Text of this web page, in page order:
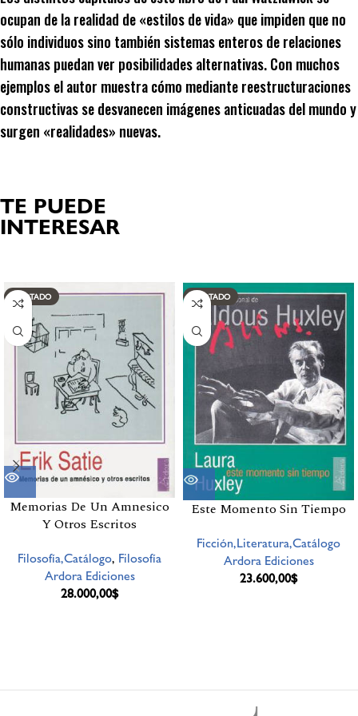
ocupan de la realidad de «estilos de vida» que impiden que no
sólo individuos sino también sistemas enteros de relaciones
humanas puedan ver posibilidades alternativas. Con muchos
ejemplos el autor muestra cómo mediante reestructuraciones
constructivas se desvanecen imágenes anticuadas del mundo y
surgen «realidades» nuevas.
TE PUEDE
INTERESAR
AGOTADO
Memorias De Un Amnesico
Y Otros Escritos
Filosofía,Catálogo, Filosofía
Ardora Ediciones
28.000,00$
AGOTADO
Este Momento Sin Tiempo
Ficción,Literatura,Catálogo
Ardora Ediciones
23.600,00$